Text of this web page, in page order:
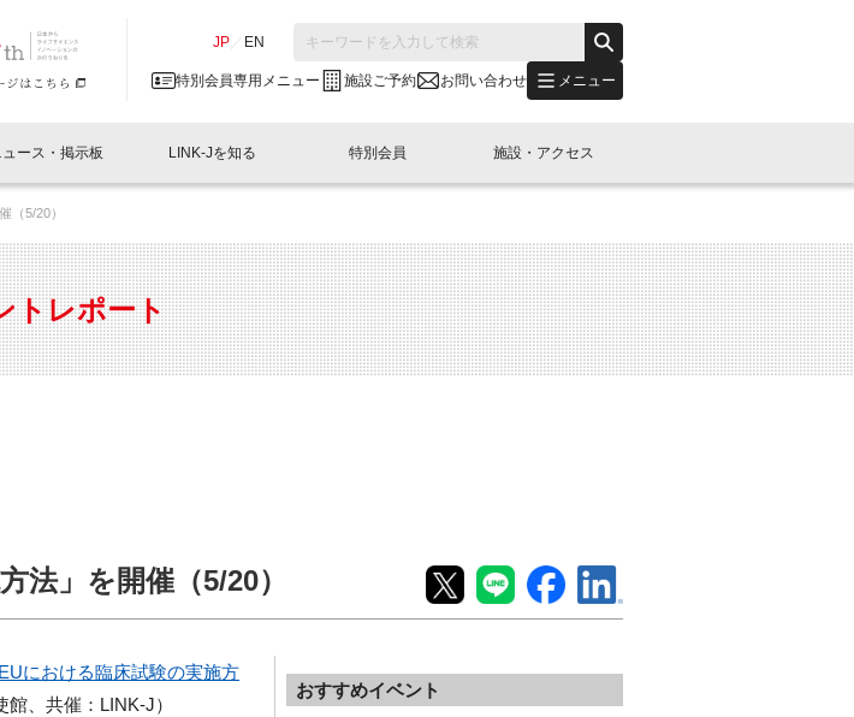
JP EN
特別会員専用メニュー 施設ご予約 お問い合わせ メニュー
閉じる
イベントレポート一覧
LINK-J主催・共催 特別会員開催
LINK-J協賛・協力 出展・参加
？ What's "LINK-BioBAY TOKYO"？
ュー 会報誌 (News Letter)
日本橋コラム
ュース・掲示板
人と情報の交流掲示板一覧
会員プレスリリース ニュース・事業紹介
募集 イベント
LINK-Jを知る
What’s LINK-J WEST
事業内容
GTB日本橋エリアについて
特別会員
入会申し込み
施設・アクセス
施設ご予約
（5/20）
トレポート
法」を開催（5/20）
EUにおける臨床試験の実施方
、共催： LINK-J）
おすすめイベント